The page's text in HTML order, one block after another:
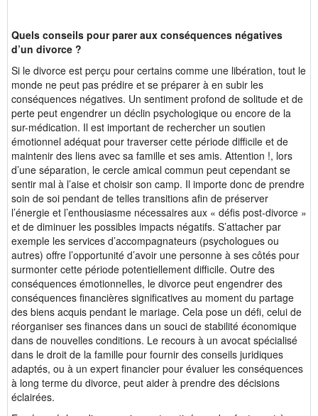
Quels conseils pour parer aux conséquences négatives
d’un divorce ?
Si le divorce est perçu pour certains comme une libération, tout le
monde ne peut pas prédire et se préparer à en subir les
conséquences négatives. Un sentiment profond de solitude et de
perte peut engendrer un déclin psychologique ou encore de la
sur-médication. Il est important de rechercher un soutien
émotionnel adéquat pour traverser cette période difficile et de
maintenir des liens avec sa famille et ses amis. Attention !, lors
d’une séparation, le cercle amical commun peut cependant se
sentir mal à l’aise et choisir son camp. Il importe donc de prendre
soin de soi pendant de telles transitions afin de préserver
l’énergie et l’enthousiasme nécessaires aux « défis post-divorce »
et de diminuer les possibles impacts négatifs. S’attacher par
exemple les services d’accompagnateurs (psychologues ou
autres) offre l’opportunité d’avoir une personne à ses côtés pour
surmonter cette période potentiellement difficile. Outre des
conséquences émotionnelles, le divorce peut engendrer des
conséquences financières significatives au moment du partage
des biens acquis pendant le mariage. Cela pose un défi, celui de
réorganiser ses finances dans un souci de stabilité économique
dans de nouvelles conditions. Le recours à un avocat spécialisé
dans le droit de la famille pour fournir des conseils juridiques
adaptés, ou à un expert financier pour évaluer les conséquences
à long terme du divorce, peut aider à prendre des décisions
éclairées.